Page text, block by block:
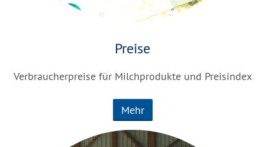
Preise
Verbraucherpreise für Milchprodukte und Preisindex
Mehr